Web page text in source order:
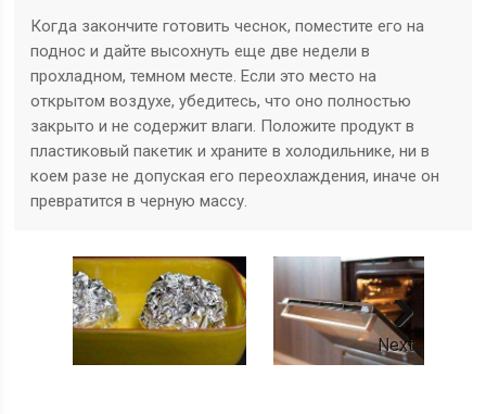
Когда закончите готовить чеснок, поместите его на
поднос и дайте высохнуть еще две недели в
прохладном, темном месте. Если это место на
открытом воздухе, убедитесь, что оно полностью
закрыто и не содержит влаги. Положите продукт в
пластиковый пакетик и храните в холодильнике, ни в
коем разе не допуская его переохлаждения, иначе он
превратится в черную массу.
Next